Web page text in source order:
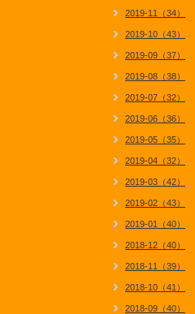
2019-11（34）
2019-10（43）
2019-09（37）
2019-08（38）
2019-07（32）
2019-06（36）
2019-05（35）
2019-04（32）
2019-03（42）
2019-02（43）
2019-01（40）
2018-12（40）
2018-11（39）
2018-10（41）
2018-09（40）